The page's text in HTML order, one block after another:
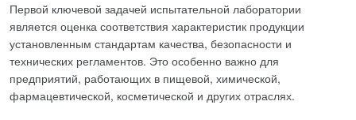
Первой ключевой задачей испытательной лаборатории
является оценка соответствия характеристик продукции
установленным стандартам качества, безопасности и
технических регламентов. Это особенно важно для
предприятий, работающих в пищевой, химической,
фармацевтической, косметической и других отраслях.